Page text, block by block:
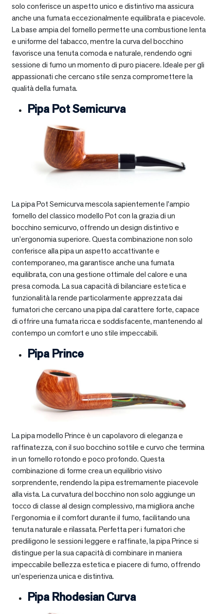
solo conferisce un aspetto unico e distintivo ma assicura
anche una fumata eccezionalmente equilibrata e piacevole.
La base ampia del fornello permette una combustione lenta
e uniforme del tabacco, mentre la curva del bocchino
favorisce una tenuta comoda e naturale, rendendo ogni
sessione di fumo un momento di puro piacere. Ideale per gli
appassionati che cercano stile senza compromettere la
qualità della fumata.
Pipa Pot Semicurva
La pipa Pot Semicurva mescola sapientemente l’ampio
fornello del classico modello Pot con la grazia di un
bocchino semicurvo, offrendo un design distintivo e
un’ergonomia superiore. Questa combinazione non solo
conferisce alla pipa un aspetto accattivante e
contemporaneo, ma garantisce anche una fumata
equilibrata, con una gestione ottimale del calore e una
presa comoda. La sua capacità di bilanciare estetica e
funzionalità la rende particolarmente apprezzata dai
fumatori che cercano una pipa dal carattere forte, capace
di offrire una fumata ricca e soddisfacente, mantenendo al
contempo un comfort e uno stile impeccabili.
Pipa Prince
La pipa modello Prince è un capolavoro di eleganza e
raffinatezza, con il suo bocchino sottile e curvo che termina
in un fornello rotondo e poco profondo. Questa
combinazione di forme crea un equilibrio visivo
sorprendente, rendendo la pipa estremamente piacevole
alla vista. La curvatura del bocchino non solo aggiunge un
tocco di classe al design complessivo, ma migliora anche
l’ergonomia e il comfort durante il fumo, facilitando una
tenuta naturale e rilassata. Perfetta per i fumatori che
prediligono le sessioni leggere e raffinate, la pipa Prince si
distingue per la sua capacità di combinare in maniera
impeccabile bellezza estetica e piacere di fumo, offrendo
un’esperienza unica e distintiva.
Pipa Rhodesian Curva